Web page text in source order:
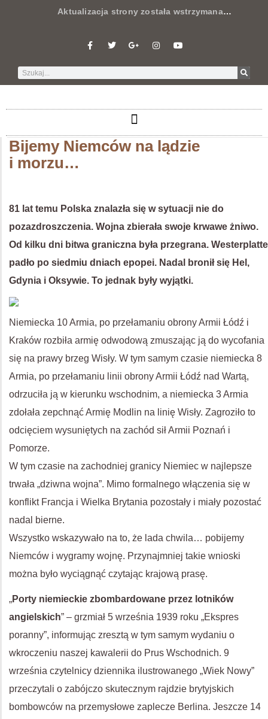
Aktualizacja strony została wstrzymana…
Bijemy Niemców na lądzie
i morzu…
81 lat temu Polska znalazła się w sytuacji nie do
pozazdroszczenia. Wojna zbierała swoje krwawe żniwo.
Od kilku dni bitwa graniczna była przegrana. Westerplatte
padło po siedmiu dniach epopei. Nadal bronił się Hel,
Gdynia i Oksywie. To jednak były wyjątki.
Niemiecka 10 Armia, po przełamaniu obrony Armii Łódź i
Kraków rozbiła armię odwodową zmuszając ją do wycofania
się na prawy brzeg Wisły. W tym samym czasie niemiecka 8
Armia, po przełamaniu linii obrony Armii Łódź nad Wartą,
odrzuciła ją w kierunku wschodnim, a niemiecka 3 Armia
zdołała zepchnąć Armię Modlin na linię Wisły. Zagroziło to
odcięciem wysuniętych na zachód sił Armii Poznań i
Pomorze.
W tym czasie na zachodniej granicy Niemiec w najlepsze
trwała „dziwna wojna”. Mimo formalnego włączenia się w
konflikt Francja i Wielka Brytania pozostały i miały pozostać
nadal bierne.
Wszystko wskazywało na to, że lada chwila… pobijemy
Niemców i wygramy wojnę. Przynajmniej takie wnioski
można było wyciągnąć czytając krajową prasę.
„Porty niemieckie zbombardowane przez lotników
angielskich” – grzmiał 5 września 1939 roku „Ekspres
poranny”, informując zresztą w tym samym wydaniu o
wkroczeniu naszej kawalerii do Prus Wschodnich. 9
września czytelnicy dziennika ilustrowanego „Wiek Nowy”
przeczytali o zabójczo skutecznym rajdzie brytyjskich
bombowców na przemysłowe zaplecze Berlina. Jeszcze 14